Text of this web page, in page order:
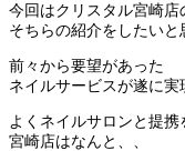
今回はクリスタル宮崎
そちらの紹介をしたいと
前々から要望があった
ネイルサービスが遂に実
よくネイルサロンと提
宮崎店はなんと、、